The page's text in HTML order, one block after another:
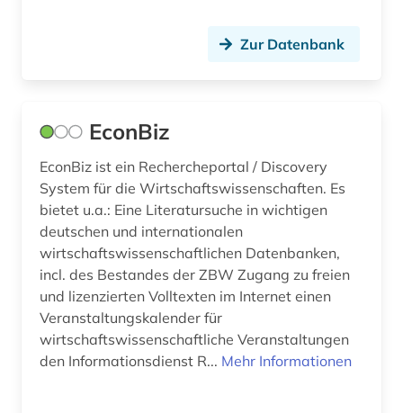
psychologie (1)
sklaverei (1)
statistik (1)
steuer (1)
studien des 18. jahrhunderts (1)
suchmaschine (1)
Zur Datenbank
EconBiz
EconBiz ist ein Rechercheportal / Discovery
System für die Wirtschaftswissenschaften. Es
bietet u.a.: Eine Literatursuche in wichtigen
deutschen und internationalen
wirtschaftswissenschaftlichen Datenbanken,
incl. des Bestandes der ZBW Zugang zu freien
und lizenzierten Volltexten im Internet einen
Veranstaltungskalender für
wirtschaftswissenschaftliche Veranstaltungen
den Informationsdienst R... Mehr Informationen